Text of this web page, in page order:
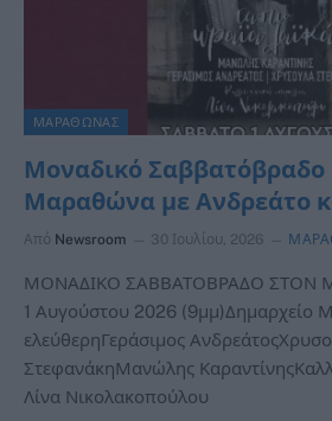
ΜΑΡΑΘΩΝΑΣ
Μοναδικό Σαββατόβραδο
Μαραθώνα με Ανδρεάτο
Από Newsroom 30 Ιουλίου, 2026
ΜΟΝΑΔΙΚΟ ΣΑΒΒΑΤΟΒΡΑΔΟ ΣΤΟΝ
1 Αυγούστου 2026 (9μμ)Δημαρχείο
ελεύθερηΓεράσιμος
ΣτεφανάκηΜανώλης
Λίνα Νικολακοπούλου